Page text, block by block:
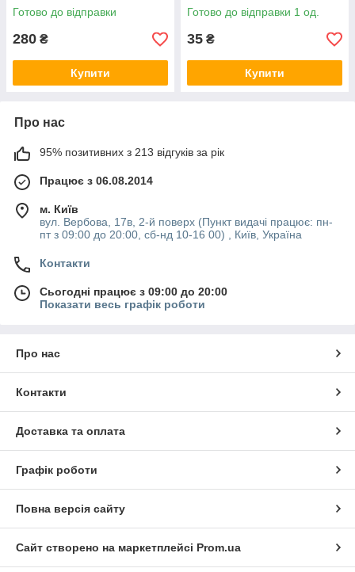
Готово до відправки
280 ₴
Купити
Готово до відправки 1 од.
35 ₴
Купити
Про нас
95% позитивних з 213 відгуків за рік
Працює з 06.08.2014
м. Київ
вул. Вербова, 17в, 2-й поверх (Пункт видачі працює: пн-
пт з 09:00 до 20:00, сб-нд 10-16 00) , Київ, Україна
Контакти
Сьогодні працює з 09:00 до 20:00
Показати весь графік роботи
Про нас
Контакти
Доставка та оплата
Графік роботи
Повна версія сайту
Сайт створено на маркетплейсі Prom.ua